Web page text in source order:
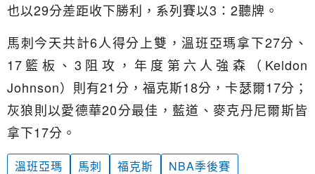
也以29分差距收下勝利，系列賽以3：2聽牌。
馬刺今天共計6人得分上雙，溫班亞瑪拿下27分、
17籃板、3阻攻，年度第六人強森（Keldon
Johnson）則有21分，福克斯18分，卡瑟爾17分；
灰狼則以愛德華20分最佳，藍道、麥克丹尼爾斯皆
拿下17分。
溫班亞瑪 馬刺 福克斯 NBA季後賽